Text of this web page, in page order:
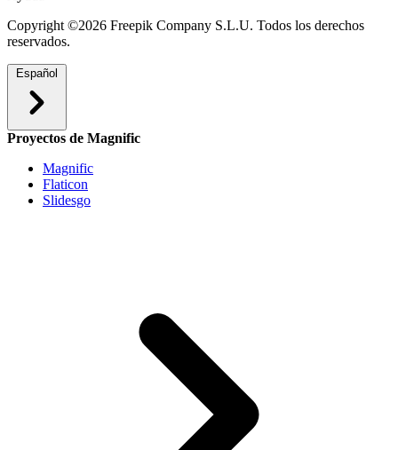
Copyright ©2026 Freepik Company S.L.U. Todos los derechos
reservados.
Español
Proyectos de Magnific
Magnific
Flaticon
Slidesgo